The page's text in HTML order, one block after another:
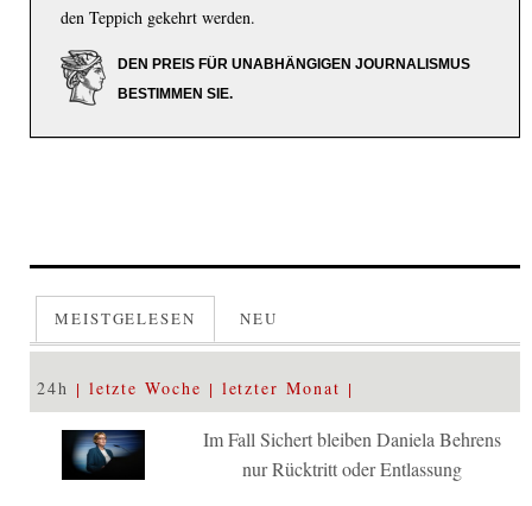
den Teppich gekehrt werden.
DEN PREIS FÜR UNABHÄNGIGEN JOURNALISMUS
BESTIMMEN SIE.
MEISTGELESEN NEU
24h letzte Woche letzter Monat
Im Fall Sichert bleiben Daniela Behrens
nur Rücktritt oder Entlassung